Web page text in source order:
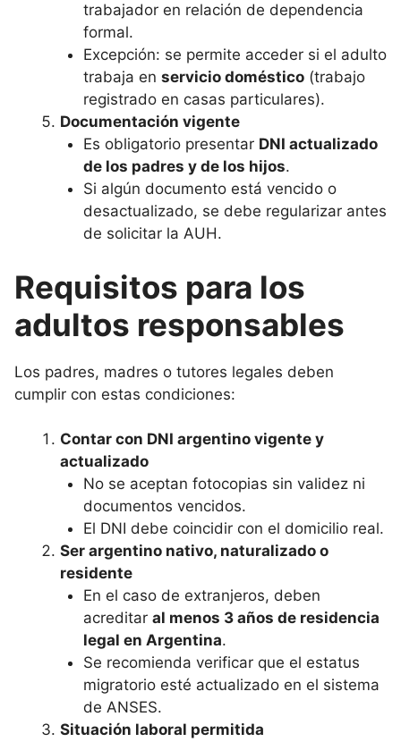
trabajador en relación de dependencia
formal.
Excepción: se permite acceder si el adulto
trabaja en servicio doméstico(trabajo
registrado en casas particulares).
Documentación vigente
Es obligatorio presentar DNI actualizado
de los padres y de los hijos.
Si algún documento está vencido o
desactualizado, se debe regularizar antes
de solicitar la AUH.
Requisitos para los
adultos responsables
Los padres, madres o tutores legales deben
cumplir con estas condiciones:
Contar con DNI argentino vigente y
actualizado
No se aceptan fotocopias sin validez ni
documentos vencidos.
El DNI debe coincidir con el domicilio real.
Ser argentino nativo, naturalizado o
residente
En el caso de extranjeros, deben
acreditar al menos 3 años de residencia
legal en Argentina.
Se recomienda verificar que el estatus
migratorio esté actualizado en el sistema
de ANSES.
Situación laboral permitida